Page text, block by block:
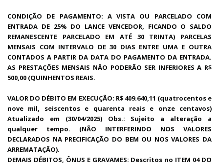
CONDIÇÃO DE PAGAMENTO: A VISTA OU PARCELADO COM
ENTRADA DE 25% DO LANCE VENCEDOR, FICANDO O SALDO
REMANESCENTE PARCELADO EM ATÉ 30 TRINTA) PARCELAS
MENSAIS COM INTERVALO DE 30 DIAS ENTRE UMA E OUTRA
CONTADOS A PARTIR DA DATA DO PAGAMENTO DA ENTRADA.
AS PRESTAÇÕES MENSAIS NÃO PODERÃO SER INFERIORES A R$
500,00 (QUINHENTOS REAIS.
VALOR DO DÉBITO EM EXECUÇÃO: R$ 409.640,11 (quatrocentos e
nove mil, seiscentos e quarenta reais e onze centavos)
Atualizado em (30/04/2025) Obs.: Sujeito a alteração a
qualquer tempo. (NÃO INTERFERINDO NOS VALORES
DECLARADOS NA PRECIFICAÇÃO DO BEM OU NOS VALORES DA
ARREMATAÇÃO).
DEMAIS DÉBITOS, ÔNUS E GRAVAMES: Descritos no ITEM 04 DO